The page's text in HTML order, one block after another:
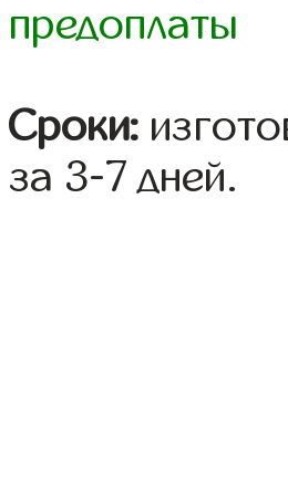
предоплаты
Сроки:
за 3-7 дней.